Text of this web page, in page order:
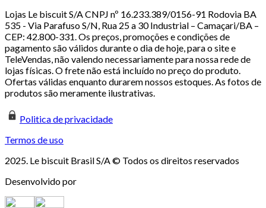
Lojas Le biscuit S/A CNPJ nº 16.233.389/0156-91 Rodovia BA
535 - Via Parafuso S/N, Rua 25 a 30 Industrial – Camaçari/BA –
CEP: 42.800-331. Os preços, promoções e condições de
pagamento são válidos durante o dia de hoje, para o site e
TeleVendas, não valendo necessariamente para nossa rede de
lojas físicas. O frete não está incluído no preço do produto.
Ofertas válidas enquanto durarem nossos estoques. As fotos de
produtos são meramente ilustrativas.
Politica de privacidade
Termos de uso
2025. Le biscuit Brasil S/A © Todos os direitos reservados
Desenvolvido por